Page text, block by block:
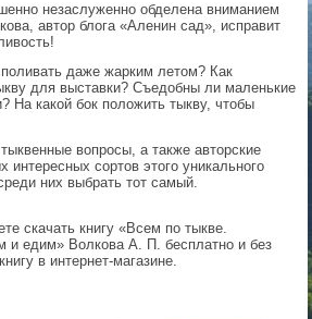
незаслуженно обделена вниманием
автор блога «Аленин сад», исправит
даже жарким летом? Как
для выставки? Съедобны ли маленькие
На какой бок положить тыкву, чтобы
вопросы, а также авторские
интересных сортов этого уникального
них выбрать тот самый.
скачать книгу «Всем по тыкве.
и едим» Волкова А. П. бесплатно и без
в интернет-магазине.